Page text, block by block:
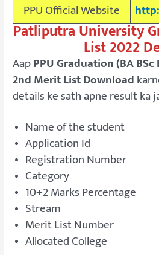
PPU Official Website
Patliputra University
List 2022
AapPPU Graduation (BA
2nd Merit List Download
details ke sath apne result ka
Name of the student
Application Id
Registration Number
Category
10+2 Marks Percentage
Stream
Merit List Number
Allocated College